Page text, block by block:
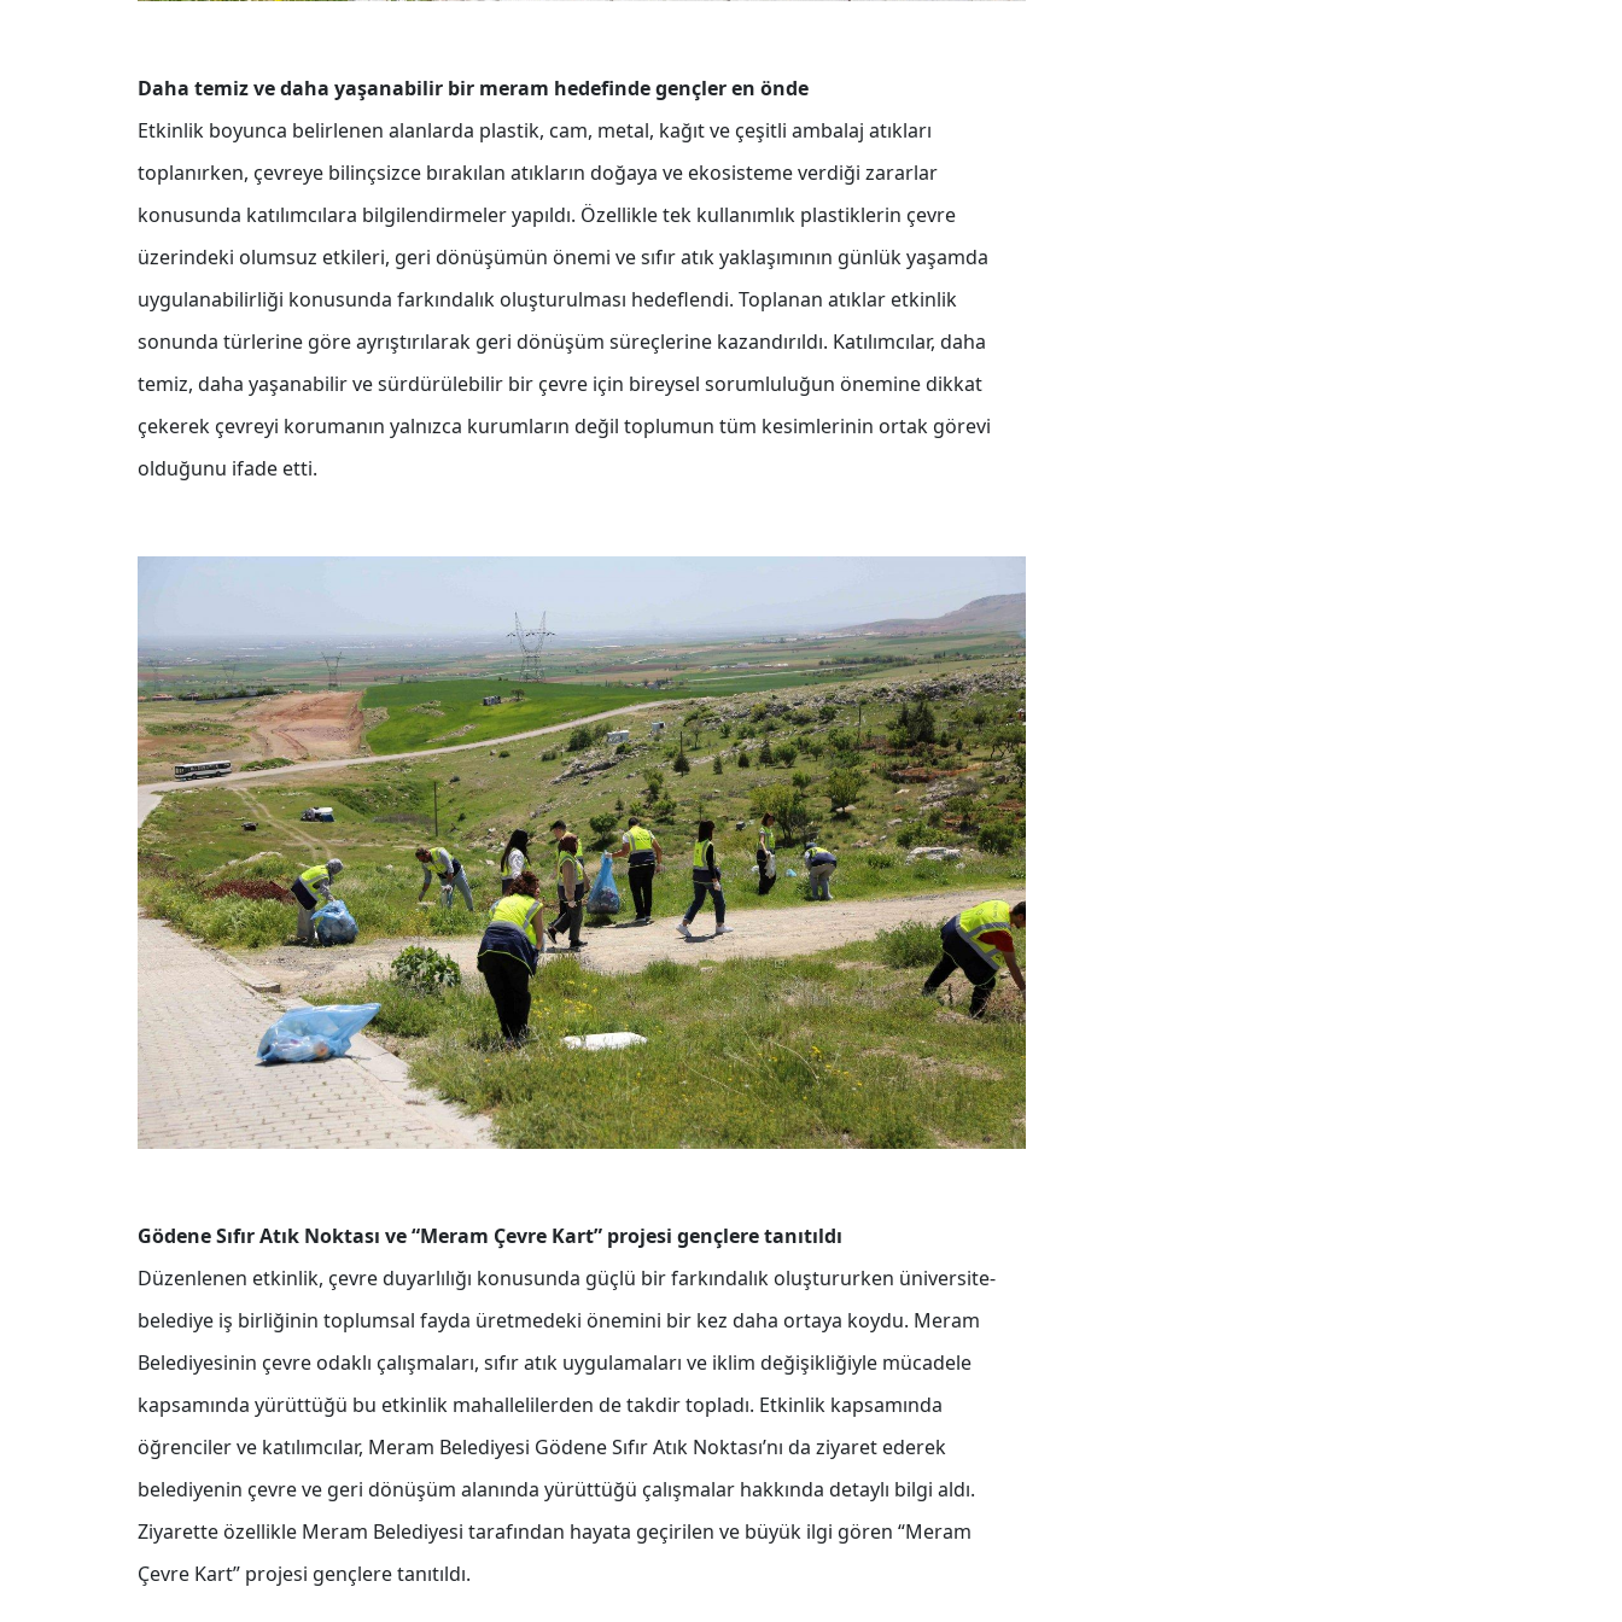
Daha temiz ve daha yaşanabilir bir meram hedefinde gençler en önde
Etkinlik boyunca belirlenen alanlarda plastik, cam, metal, kağıt ve çeşitli ambalaj atıkları
toplanırken, çevreye bilinçsizce bırakılan atıkların doğaya ve ekosisteme verdiği zararlar
konusunda katılımcılara bilgilendirmeler yapıldı. Özellikle tek kullanımlık plastiklerin çevre
üzerindeki olumsuz etkileri, geri dönüşümün önemi ve sıfır atık yaklaşımının günlük yaşamda
uygulanabilirliği konusunda farkındalık oluşturulması hedeflendi. Toplanan atıklar etkinlik
sonunda türlerine göre ayrıştırılarak geri dönüşüm süreçlerine kazandırıldı. Katılımcılar, daha
temiz, daha yaşanabilir ve sürdürülebilir bir çevre için bireysel sorumluluğun önemine dikkat
çekerek çevreyi korumanın yalnızca kurumların değil toplumun tüm kesimlerinin ortak görevi
olduğunu ifade etti.
Gödene Sıfır Atık Noktası ve “Meram Çevre Kart” projesi gençlere tanıtıldı
Düzenlenen etkinlik, çevre duyarlılığı konusunda güçlü bir farkındalık oluştururken üniversite-
belediye iş birliğinin toplumsal fayda üretmedeki önemini bir kez daha ortaya koydu. Meram
Belediyesinin çevre odaklı çalışmaları, sıfır atık uygulamaları ve iklim değişikliğiyle mücadele
kapsamında yürüttüğü bu etkinlik mahallelilerden de takdir topladı. Etkinlik kapsamında
öğrenciler ve katılımcılar, Meram Belediyesi Gödene Sıfır Atık Noktası’nı da ziyaret ederek
belediyenin çevre ve geri dönüşüm alanında yürüttüğü çalışmalar hakkında detaylı bilgi aldı.
Ziyarette özellikle Meram Belediyesi tarafından hayata geçirilen ve büyük ilgi gören “Meram
Çevre Kart” projesi gençlere tanıtıldı.